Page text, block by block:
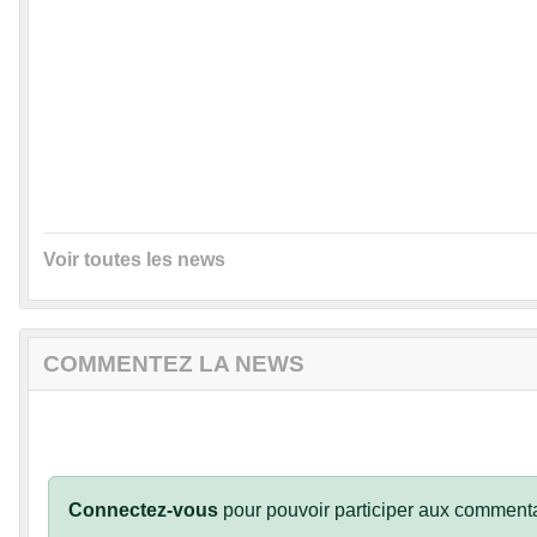
Voir toutes les news
COMMENTEZ LA NEWS
Connectez-vous pour pouvoir participer aux